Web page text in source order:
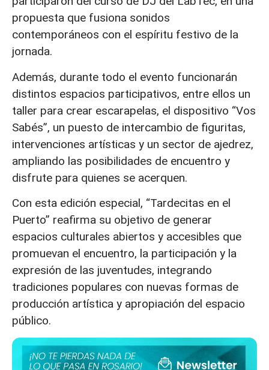
propuesta que fusiona sonidos
contemporáneos con el espíritu festivo de la
jornada.
Además, durante todo el evento funcionarán
distintos espacios participativos, entre ellos un
taller para crear escarapelas, el dispositivo “Vos
Sabés”, un puesto de intercambio de figuritas,
intervenciones artísticas y un sector de ajedrez,
ampliando las posibilidades de encuentro y
disfrute para quienes se acerquen.
Con esta edición especial, “Tardecitas en el
Puerto” reafirma su objetivo de generar
espacios culturales abiertos y accesibles que
promuevan el encuentro, la participación y la
expresión de las juventudes, integrando
tradiciones populares con nuevas formas de
producción artística y apropiación del espacio
público.